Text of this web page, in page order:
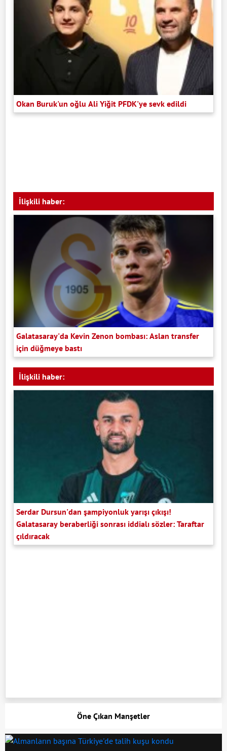
Okan Buruk'un oğlu Ali Yiğit PFDK'ye sevk edildi
İlişkili haber:
Galatasaray'da Kevin Zenon bombası: Aslan transfer
için düğmeye bastı
İlişkili haber:
Serdar Dursun'dan şampiyonluk yarışı çıkışı!
Galatasaray beraberliği sonrası iddialı sözler: Taraftar
çıldıracak
Öne Çıkan Manşetler